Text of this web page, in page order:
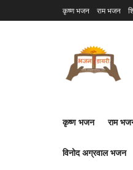
कृष्ण भजन राम भजन
कृष्ण भजन राम
विनोद अग्रवाल भजन